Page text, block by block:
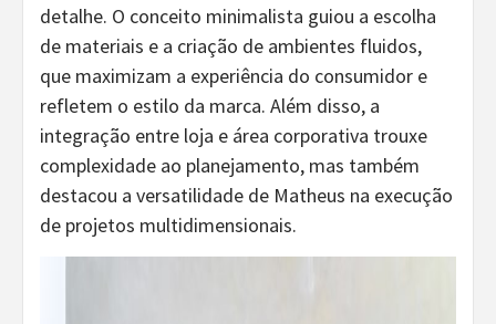
detalhe. O conceito minimalista guiou a escolha
de materiais e a criação de ambientes fluidos,
que maximizam a experiência do consumidor e
refletem o estilo da marca. Além disso, a
integração entre loja e área corporativa trouxe
complexidade ao planejamento, mas também
destacou a versatilidade de Matheus na execução
de projetos multidimensionais.